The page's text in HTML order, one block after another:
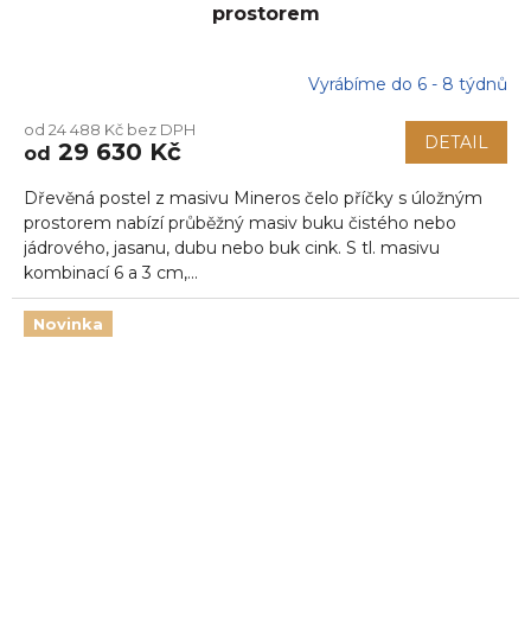
prostorem
Vyrábíme do 6 - 8 týdnů
od 24 488 Kč bez DPH
od 29 630 Kč DETAIL
Dřevěná postel z masivu Mineros čelo příčky s úložným
prostorem nabízí průběžný masiv buku čistého nebo
jádrového, jasanu, dubu nebo buk cink. S tl. masivu
kombinací 6 a 3 cm,...
Novinka